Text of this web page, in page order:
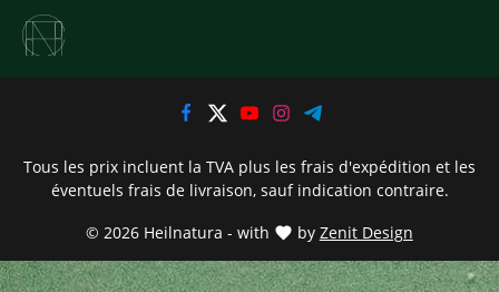
© 2026 Heilnatura - with by Zenit Design
Tous les prix incluent la TVA plus les frais d'expédition et les
éventuels frais de livraison, sauf indication contraire.